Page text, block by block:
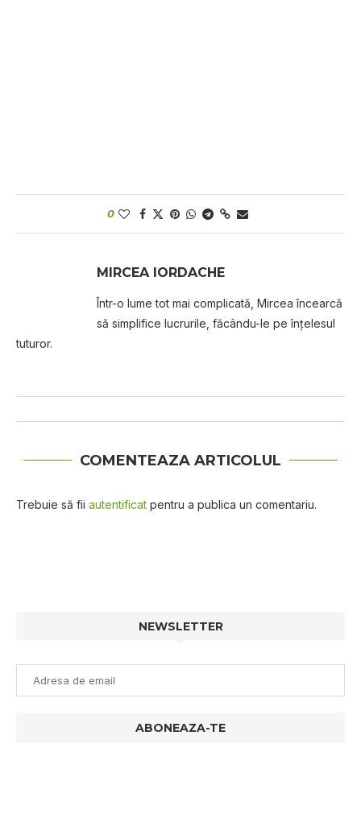
0
MIRCEA IORDACHE
Într-o lume tot mai complicată, Mircea încearcă
să simplifice lucrurile, făcându-le pe înțelesul
tuturor.
COMENTEAZA ARTICOLUL
Trebuie să fii autentificat pentru a publica un comentariu.
NEWSLETTER